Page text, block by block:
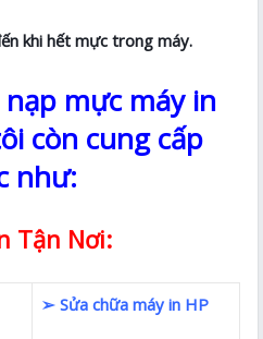
khi hết mực trong máy.
mực máy in
còn cung cấp
như:
Tận Nơi:
➢ Sửa chữa máy in HP